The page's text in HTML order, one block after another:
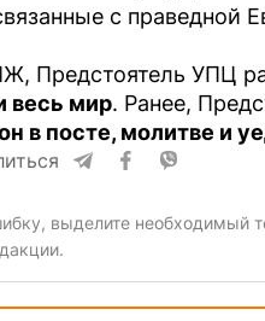
с
Предстоятель УПЦ
весь мир. Ранее,
в посте, молитве и
выделите необходимый